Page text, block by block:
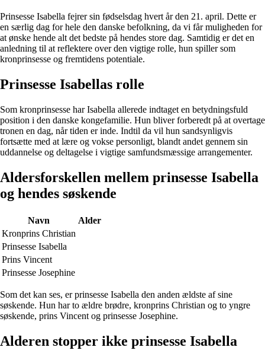
Prinsesse Isabella fejrer sin fødselsdag hvert år den 21. april. Dette er
en særlig dag for hele den danske befolkning, da vi får muligheden for
at ønske hende alt det bedste på hendes store dag. Samtidig er det en
anledning til at reflektere over den vigtige rolle, hun spiller som
kronprinsesse og fremtidens potentiale.
Prinsesse Isabellas rolle
Som kronprinsesse har Isabella allerede indtaget en betydningsfuld
position i den danske kongefamilie. Hun bliver forberedt på at overtage
tronen en dag, når tiden er inde. Indtil da vil hun sandsynligvis
fortsætte med at lære og vokse personligt, blandt andet gennem sin
uddannelse og deltagelse i vigtige samfundsmæssige arrangementer.
Aldersforskellen mellem prinsesse Isabella
og hendes søskende
Navn
Alder
Kronprins Christian
Prinsesse Isabella
Prins Vincent
Prinsesse Josephine
Som det kan ses, er prinsesse Isabella den anden ældste af sine
søskende. Hun har to ældre brødre, kronprins Christian og to yngre
søskende, prins Vincent og prinsesse Josephine.
Alderen stopper ikke prinsesse Isabella